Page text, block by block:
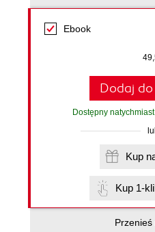
Ebook
Dodaj
Dostępny
Kup 1-
Przenieś